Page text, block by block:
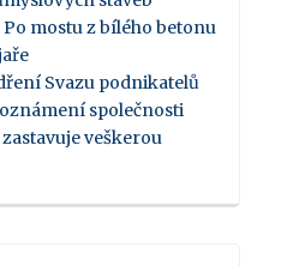
Po mostu z bílého betonu
Svazu podnikatelů
společnosti
veškerou